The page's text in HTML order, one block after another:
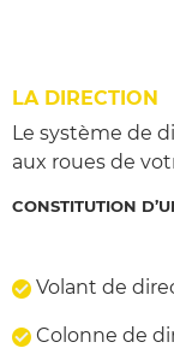
LA DIRECTION
Le système de
aux roues de
CONSTITUTION
Volant de
Colonne de